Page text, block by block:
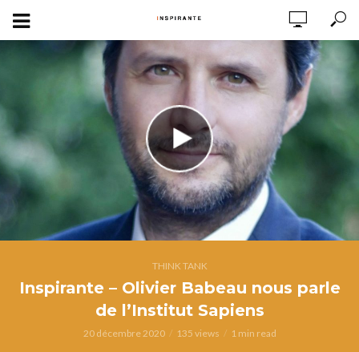
THINK TANK
Inspirante – Olivier Babeau nous parle
de l’Institut Sapiens
20 décembre 2020 135 views 1 min read